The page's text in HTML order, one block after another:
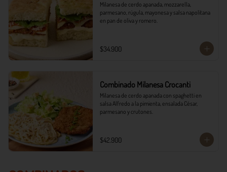
Milanesa de cerdo apanada, mozzarella,
parmesano, rúgula, mayonesa y salsa napolitana
en pan de oliva y romero.
$34.900
Combinado Milanesa Crocanti
Milanesa de cerdo apanada con spaghetti en
salsa Alfredo a la pimienta, ensalada César,
parmesano y crutones.
$42.900